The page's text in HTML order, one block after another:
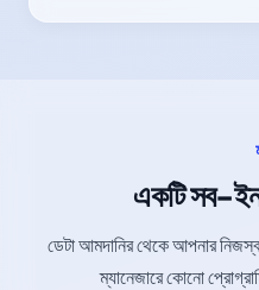
একটি সব-
ডেটা আমদানির থেকে আপনার
ম্যানেজারে কোনো